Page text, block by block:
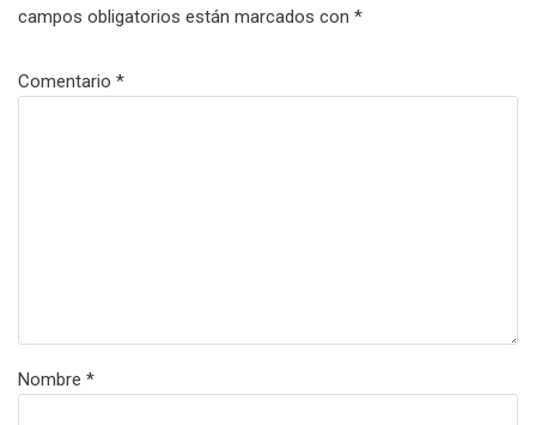
campos obligatorios están marcados con *
Comentario *
Nombre *